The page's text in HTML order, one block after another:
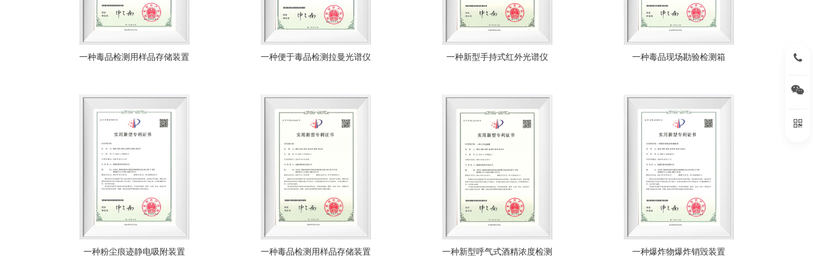
一种毒品检测用样品存储装置 一种便于毒品检测拉曼光谱仪 一种新型手持式红外光谱仪 一种毒品现场勘验检测箱
一种粉尘痕迹静电吸附装置 一种毒品检测用样品存储装置 一种新型呼气式酒精浓度检测 一种爆炸物爆炸销毁装置
扫
扫